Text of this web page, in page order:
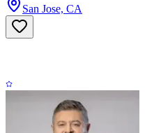
San Jose, CA